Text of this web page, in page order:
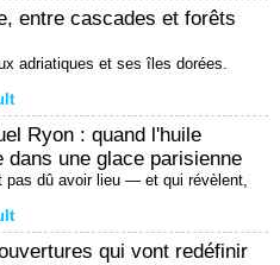
entre cascades et forêts
adriatiques et ses îles dorées.
Ryon : quand l'huile
une glace parisienne
pas dû avoir lieu — et qui révèlent,
qui vont redéfinir